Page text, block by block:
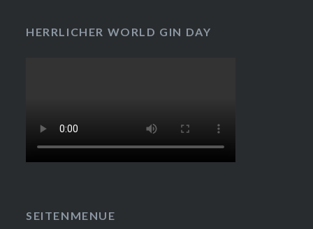
HERRLICHER WORLD GIN DAY
SEITENMENUE